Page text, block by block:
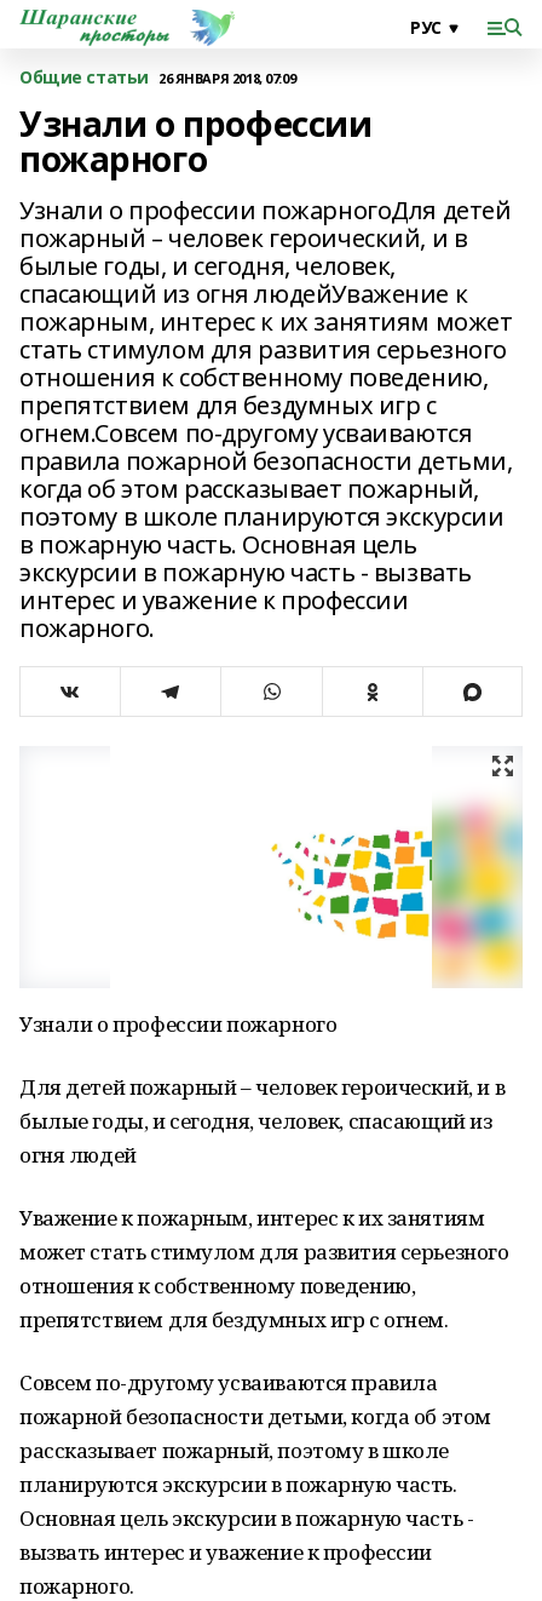
Общие статьи 26 ЯНВАРЯ 2018, 07:09
Узнали о профессии
пожарного
Узнали о профессии пожарногоДля детей
пожарный – человек героический, и в
былые годы, и сегодня, человек,
спасающий из огня людейУважение к
пожарным, интерес к их занятиям может
стать стимулом для развития серьезного
отношения к собственному поведению,
препятствием для бездумных игр с
огнем.Совсем по-другому усваиваются
правила пожарной безопасности детьми,
когда об этом рассказывает пожарный,
поэтому в школе планируются экскурсии
в пожарную часть. Основная цель
экскурсии в пожарную часть - вызвать
интерес и уважение к профессии
пожарного.
Узнали о профессии пожарного
Для детей пожарный – человек героический, и в
былые годы, и сегодня, человек, спасающий из
огня людей
Уважение к пожарным, интерес к их занятиям
может стать стимулом для развития серьезного
отношения к собственному поведению,
препятствием для бездумных игр с огнем.
Совсем по-другому усваиваются правила
пожарной безопасности детьми, когда об этом
рассказывает пожарный, поэтому в школе
планируются экскурсии в пожарную часть.
Основная цель экскурсии в пожарную часть -
вызвать интерес и уважение к профессии
пожарного.